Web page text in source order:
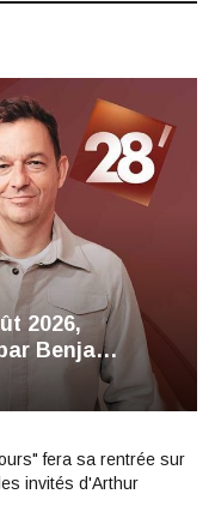
2026,
Benja…
fera sa rentrée sur
invités d'Arthur